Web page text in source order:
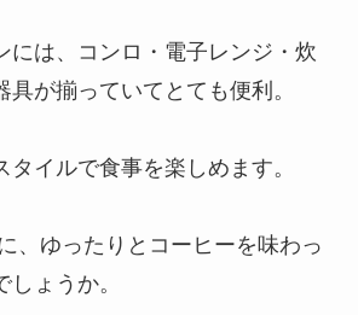
には、コンロ・電子レンジ・炊
が揃っていてとても便利。
イルで食事を楽しめます。
、ゆったりとコーヒーを味わっ
ょうか。